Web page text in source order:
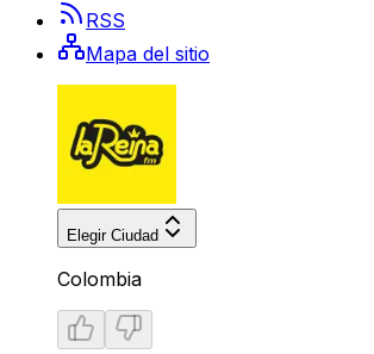
RSS
Mapa del sitio
Elegir Ciudad
Colombia